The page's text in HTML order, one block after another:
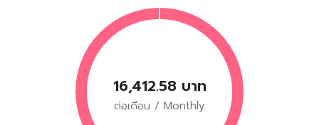
16,412.58 บาท
ต่อเดือน / Monthly